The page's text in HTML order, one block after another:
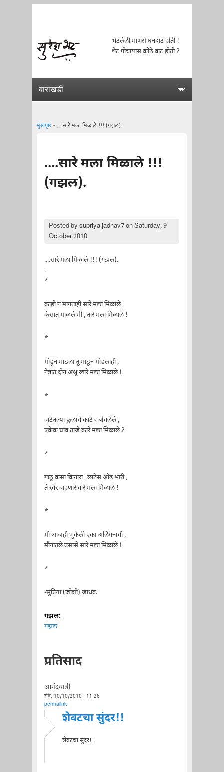
भेटलेली माणसे घनदाट होती !
थेट पोचायास कोठे वाट होती ?
मुखपृष्ठ» ....सारे मला मिळाले !!! (गझल).
....सारे मला मिळाले !!!
(गझल).
Posted bysupriya.jadhav7on Saturday, 9
October 2010
....सारे मला मिळाले !!! (गझल).
.
*
काही न मागताही सारे मला मिळाले ,
केसात माळले मी , तारे मला मिळाले !
*
मोडून मांडला तू मांडून मोडलाही ,
नेत्रात दोन अश्रू खारे मला मिळाले !
*
वाटेतल्या फ़ुलांचे काटेच बोचलेले ,
एकेक घांव ताजे कारे मला मिळाले ?
*
गाठू कसा किनारा , लाटेस ओढ भारी ,
ते स्वैर वाहणारे वारे मला मिळाले !
*
मी आजही भुकेली एका अलिंगनाची ,
मौनातले उसासे सारे मला मिळाले !
*
-सुप्रिया (जोशी) जाधव.
गझल:
गझल
प्रतिसाद
आनंदयात्री
रवि, 10/10/2010 - 11:26
permalink
शेवटचा सुंदर!!
शेवटचा सुंदर!!